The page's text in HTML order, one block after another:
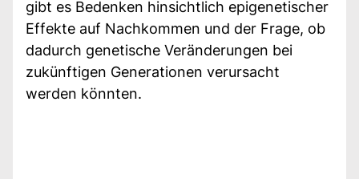
gibt es Bedenken hinsichtlich epigenetischer
Effekte auf Nachkommen und der Frage, ob
dadurch genetische Veränderungen bei
zukünftigen Generationen verursacht
werden könnten.